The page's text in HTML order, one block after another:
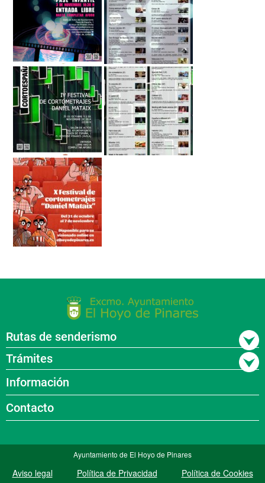
Rutas de senderismo
Trámites
Información
Contacto
Ayuntamiento de El Hoyo de Pinares
Aviso legal Política de Privacidad Política de Cookies